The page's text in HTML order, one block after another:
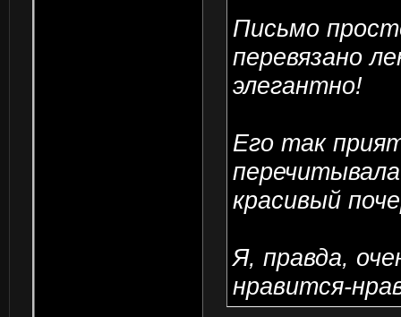
Письмо
перевязано
элегантно!
Его так
красивый
Я, правда,
нравится-